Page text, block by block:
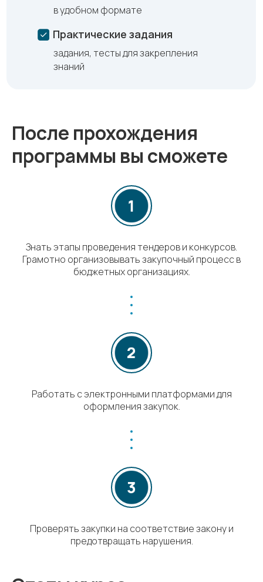
Практические задания
в удобном формате
задания, тесты для закрепления
знаний
После прохождения
программы вы сможете
Знать этапы проведения тендеров и конкурсов.
Грамотно организовывать закупочный процесс в
бюджетных организациях.
Работать с электронными платформами для
оформления закупок.
Проверять закупки на соответствие закону и
предотвращать нарушения.